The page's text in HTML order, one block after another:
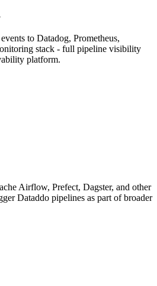
to Datadog, Prometheus,
stack - full pipeline visibility
platform.
Airflow, Prefect, Dagster, and other
Dataddo pipelines as part of broader